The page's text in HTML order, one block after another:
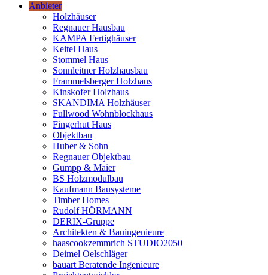
Anbieter
Holzhäuser
Regnauer Hausbau
KAMPA Fertighäuser
Keitel Haus
Stommel Haus
Sonnleitner Holzhausbau
Frammelsberger Holzhaus
Kinskofer Holzhaus
SKANDIMA Holzhäuser
Fullwood Wohnblockhaus
Fingerhut Haus
Objektbau
Huber & Sohn
Regnauer Objektbau
Gumpp & Maier
BS Holzmodulbau
Kaufmann Bausysteme
Timber Homes
Rudolf HÖRMANN
DERIX-Gruppe
Architekten & Bauingenieure
haascookzemmrich STUDIO2050
Deimel Oelschläger
bauart Beratende Ingenieure